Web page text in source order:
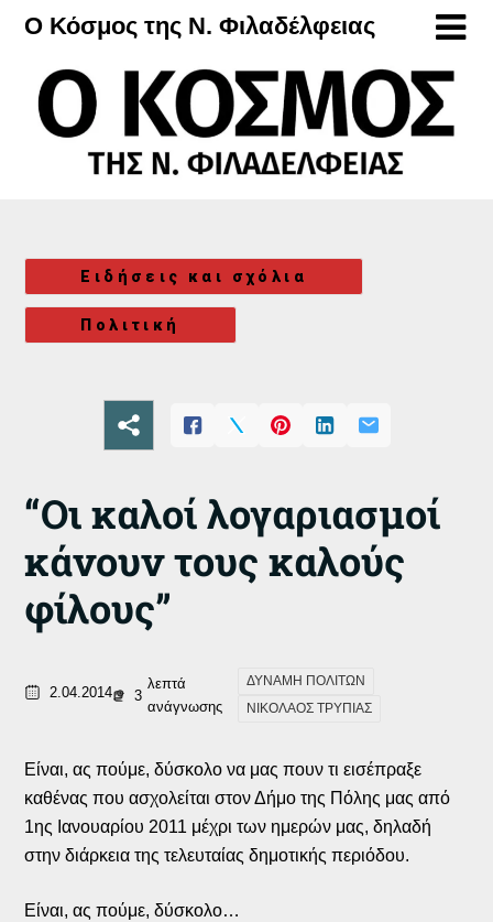
Μετάβαση
περιεχόμενο
Ο Κόσμος της Ν. Φιλαδέλφειας
Ειδήσεις και σχόλια
Πολιτική
“Οι καλοί λογαριασμοί
κάνουν τους καλούς
φίλους”
2.04.2014 3
λεπτά
ανάγνωσης
ΔΥΝΑΜΗ ΠΟΛΙΤΩΝ
ΝΙΚΟΛΑΟΣ ΤΡΥΠΙΑΣ
Είναι, ας πούμε, δύσκολο να μας πουν τι εισέπραξε
καθένας που ασχολείται στον Δήμο της Πόλης μας από
1ης Ιανουαρίου 2011 μέχρι των ημερών μας, δηλαδή
στην διάρκεια της τελευταίας δημοτικής περιόδου.
Είναι, ας πούμε, δύσκολο…